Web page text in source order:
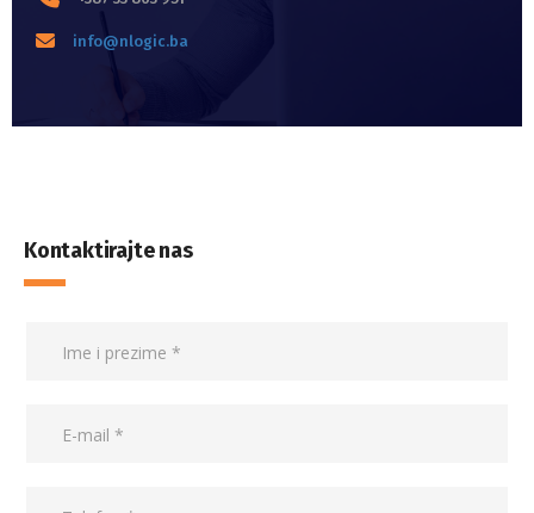
info@nlogic.ba
Kontaktirajte nas